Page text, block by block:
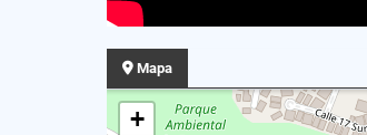
Mapa
+